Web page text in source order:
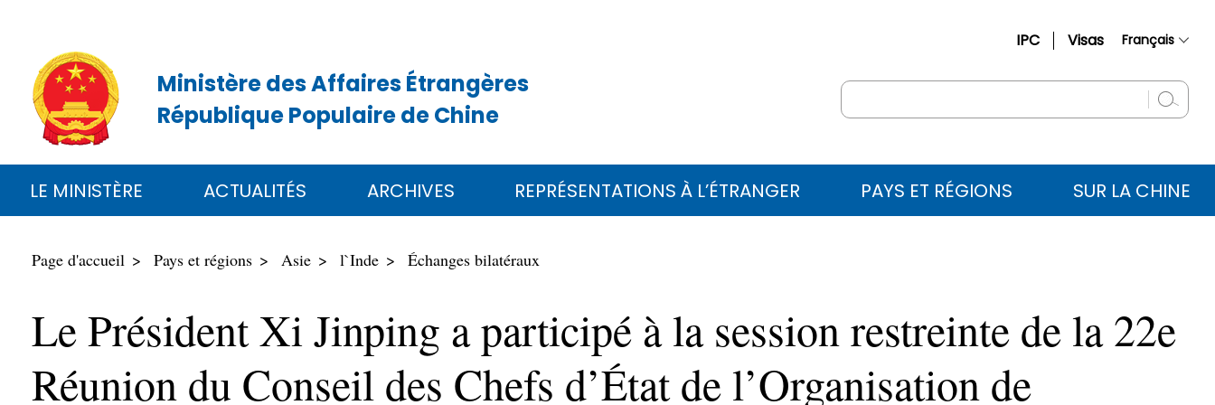
IPC Visas Français
English
عربي
Ministère des Affaires Étrangères
République Populaire de Chine
LE MINISTÈRE ACTUALITÉS ARCHIVES REPRÉSENTATIONS À L’ÉTRANGER PAYS ET RÉGIONS SUR LA CHINE
Page d'accueil Pays et régions Asie l`Inde Échanges bilatéraux
Le Président Xi Jinping a participé à la session restreinte de la 22e
Réunion du Conseil des Chefs d’État de l’Organisation de